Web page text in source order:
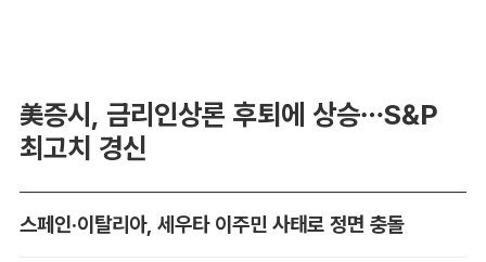
美증시, 금리인상론 후퇴에 상승…S&P
최고치 경신
스페인·이탈리아, 세우타 이주민 사태로 정면 충돌